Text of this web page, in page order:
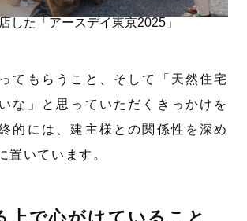
した「アースデイ東京2025」
てもらうこと、そして「天然住宅
な」と思っていただくきっかけを
的には、建主様との関係性を深め
置いています。